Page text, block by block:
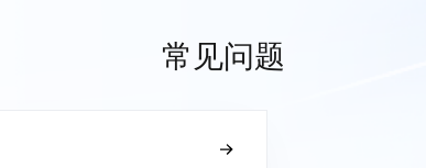
常见问题